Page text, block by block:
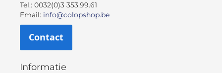
Tel.: 0032(0)3 353.99.61
Email: info@colopshop.be
Contact
Informatie